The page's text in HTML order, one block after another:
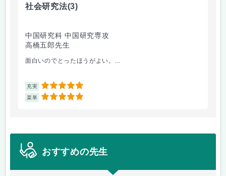
社会研究法(3)
中国研究科 中国研究専攻
高橋五郎先生
面白いのでとったほうがよい。...
充実 5
楽単 5
おすすめの先生